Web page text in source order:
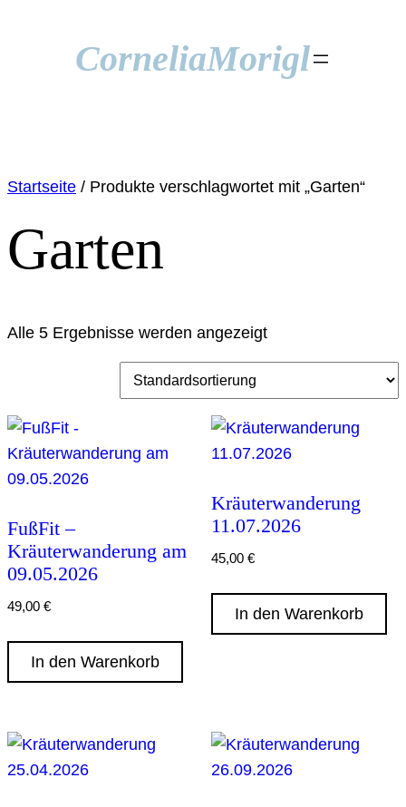
CorneliaMorigl
Startseite / Produkte verschlagwortet mit „Garten“
Garten
Alle 5 Ergebnisse werden angezeigt
FußFit –
Kräuterwanderung am
09.05.2026
49,00 €
In den Warenkorb
Kräuterwanderung
11.07.2026
45,00 €
In den Warenkorb